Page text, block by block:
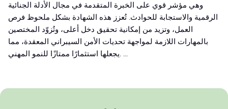
وهي مؤشر قوي على الخبرة المتقدمة في مجال الأدلة الجنائية
الرقمية والاستجابة للحوادث. تُعزز هذه الشهادة بشكل ملحوظ فرص
العمل، وتزيد من إمكانية تحقيق دخل أعلى، وتُزوّد المختصين
بالمهارات اللازمة لمواجهة تحديات الأمن السيبراني المعقدة، مما
يجعلها استثمارًا ممتازًا للنمو المهني. ...